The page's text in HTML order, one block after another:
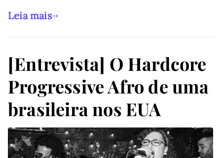
Leia mais
[Entrevista] O Hardcore
Progressive Afro de uma
brasileira nos EUA